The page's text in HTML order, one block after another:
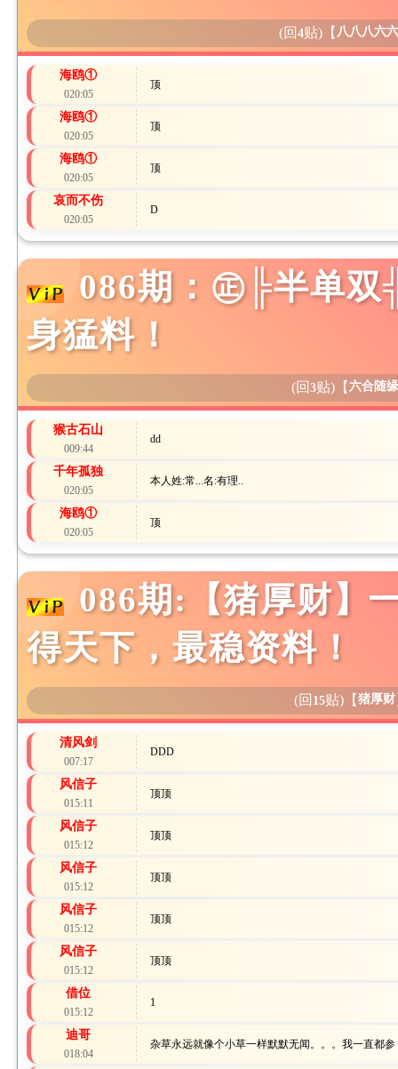
(回 4贴)【 八八八六
海鸥①
020:05
顶
海鸥①
020:05
顶
海鸥①
020:05
顶
哀而不伤
020:05
D
086期：㊣╠半单
身猛料！
(回 3贴)【 六合随缘
猴古石山
009:44
dd
千年孤独
020:05
本人姓:常...名:有理..
海鸥①
020:05
顶
086期:【猪厚财
得天下，最稳资料！
(回 15贴) 【猪厚财
清风剑
007:17
DDD
风信子
015:11
顶顶
风信子
015:12
顶顶
风信子
015:12
顶顶
风信子
015:12
顶顶
风信子
015:12
顶顶
借位
015:12
1
迪哥
018:04
杂草永远就像个小草一样默默无闻。。。我一直都